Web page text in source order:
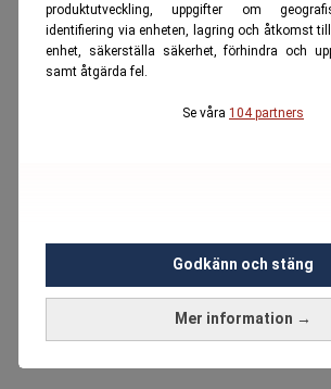
produktutveckling, uppgifter om
identifiering via enheten, lagring och åtkomst
enhet, säkerställa säkerhet, förhindra och
samt åtgärda fel.
Se våra 104 partners
Mer information →
Godkänn och stäng